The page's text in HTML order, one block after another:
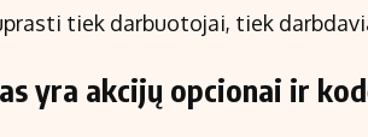
tiek darbuotojai, tiek
yra akcijų opcionai ir